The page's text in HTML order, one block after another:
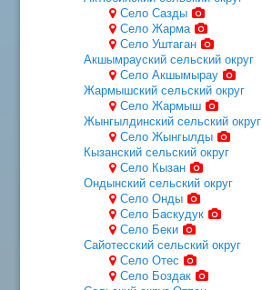
Село Сазды
Село Жарма
Село Уштаган
Акшымрауский сельский округ
Село Акшымырау
Жармышский сельский округ
Село Жармыш
Жынгылдинский сельский округ
Село Жынгылды
Кызанский сельский округ
Село Кызан
Ондынский сельский округ
Село Онды
Село Баскудук
Село Беки
Сайотесский сельский округ
Село Отес
Село Боздак